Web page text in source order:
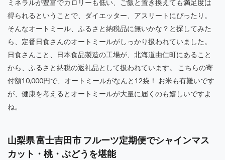
ミネラルが豊富でカロリーも低い、ご飯と置き換えても満足度は
得られるということで、ダイエッター、アスリートにぴったり。
そんなオートミール、ふるさと納税品に無いかな？と探してみた
ら、定番日食さんのオートミールがしっかり扱われていました。
日食さんこと、日本食品製造の工場が、北海道由仁町にあること
から、ふるさと納税の返礼品として扱われています。 こちらの寄
付額10,000円で、オートミールがなんと12袋！ お米も有難いです
が、健康を考えるとオートミールが大量に届くのも嬉しいですよ
ね。
山梨県 富士吉田市 フルーツ定期便でシャインマス
カット・桃・ぶどうを堪能